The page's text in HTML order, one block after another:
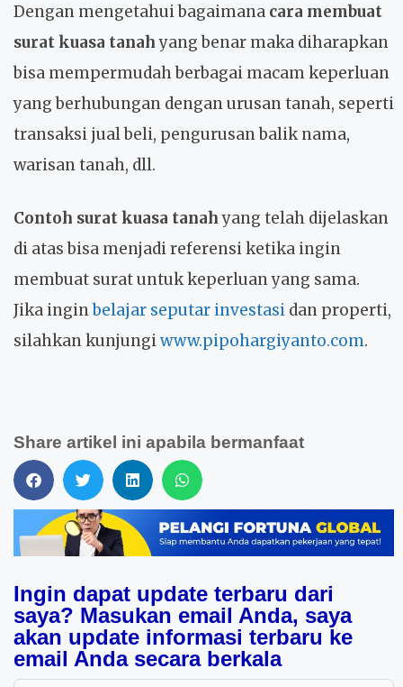
Dengan mengetahui bagaimana cara membuat
surat kuasa tanah yang benar maka diharapkan
bisa mempermudah berbagai macam keperluan
yang berhubungan dengan urusan tanah, seperti
transaksi jual beli, pengurusan balik nama,
warisan tanah, dll.
Contoh surat kuasa tanah yang telah dijelaskan
di atas bisa menjadi referensi ketika ingin
membuat surat untuk keperluan yang sama.
Jika inginbelajar seputar investasi dan properti,
silahkan kunjungiwww.pipohargiyanto.com.
Share artikel ini apabila bermanfaat
Ingin dapat update terbaru dari
saya? Masukan email Anda, saya
akan update informasi terbaru ke
email Anda secara berkala